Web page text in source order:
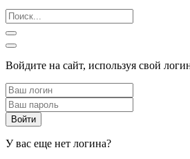
Войдите на сайт, используя свой
У вас еще нет логина?